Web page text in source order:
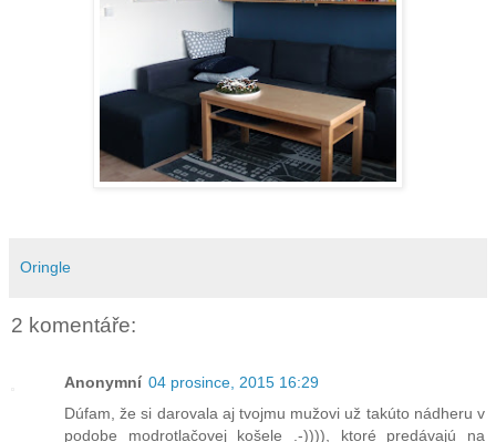
Oringle
2 komentáře:
Anonymní 04 prosince, 2015 16:29
Dúfam, že si darovala aj tvojmu mužovi už takúto nádheru v
podobe modrotlačovej košele .-)))), ktoré predávajú na